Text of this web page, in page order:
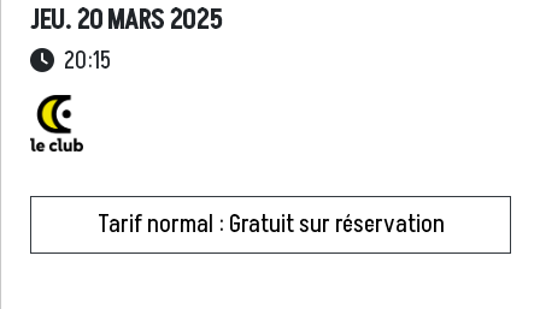
JEU. 20 MARS 2025
20:15
Tarif normal : Gratuit sur réservation